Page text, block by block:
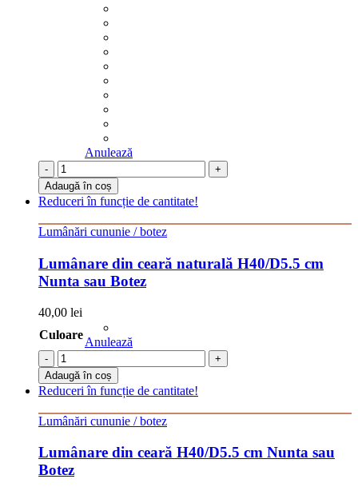
Anulează
-
+
Adaugă în coș
Reduceri în funcție de cantitate!
Lumânări cununie / botez
Lumânare din ceară naturală H40/D5.5 cm
Nunta sau Botez
40,00 lei
Culoare
Anulează
-
+
Adaugă în coș
Reduceri în funcție de cantitate!
Lumânări cununie / botez
Lumânare din ceară H40/D5.5 cm Nunta sau
Botez